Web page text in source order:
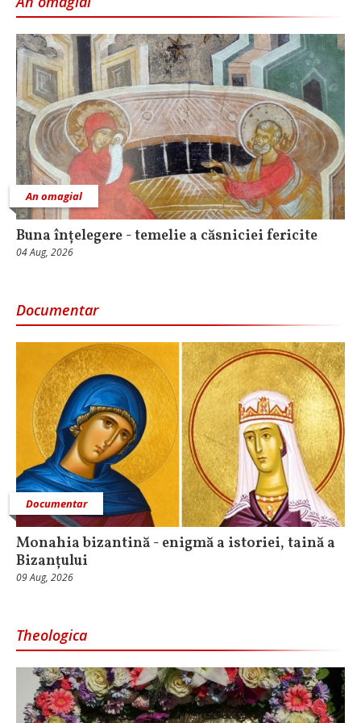
An omagial
Buna înțelegere - temelie a căsniciei fericite
04 Aug, 2026
Documentar
Documentar
Monahia bizantină - enigmă a istoriei, taină a
Bizanțului
09 Aug, 2026
Theologica